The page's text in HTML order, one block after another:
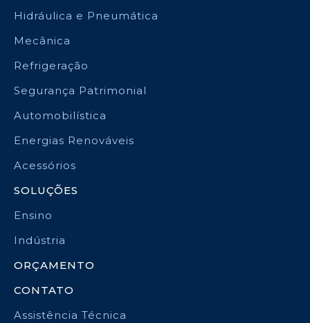
Hidráulica e Pneumática
Mecânica
Refrigeração
Segurança Patrimonial
Automobilística
Energias Renováveis
Acessórios
SOLUÇÕES
Ensino
Indústria
ORÇAMENTO
CONTATO
Assistência Técnica